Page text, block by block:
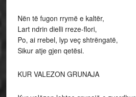
Nën të fugon rrymë e kaltër,
Lart ndrin dielli rreze-flori,
Po, ai rrebel, lyp veç shtrëngatë,
Sikur atje gjen qetësi.
KUR VALEZON GRUNAJA